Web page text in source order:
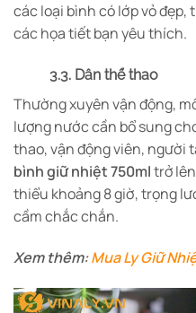
các loại bình có lớp vỏ
các họa tiết bạn yêu thích.
3.3. Dân thể thao
Thường xuyên vận động,
lượng nước cần bổ sung
thao, vận động viên, người
bình giữ nhiệt 750mltrở
thiểu khoảng 8 giờ, trọng
cầm chắc chắn.
Xem thêm:Mua Ly Giữ